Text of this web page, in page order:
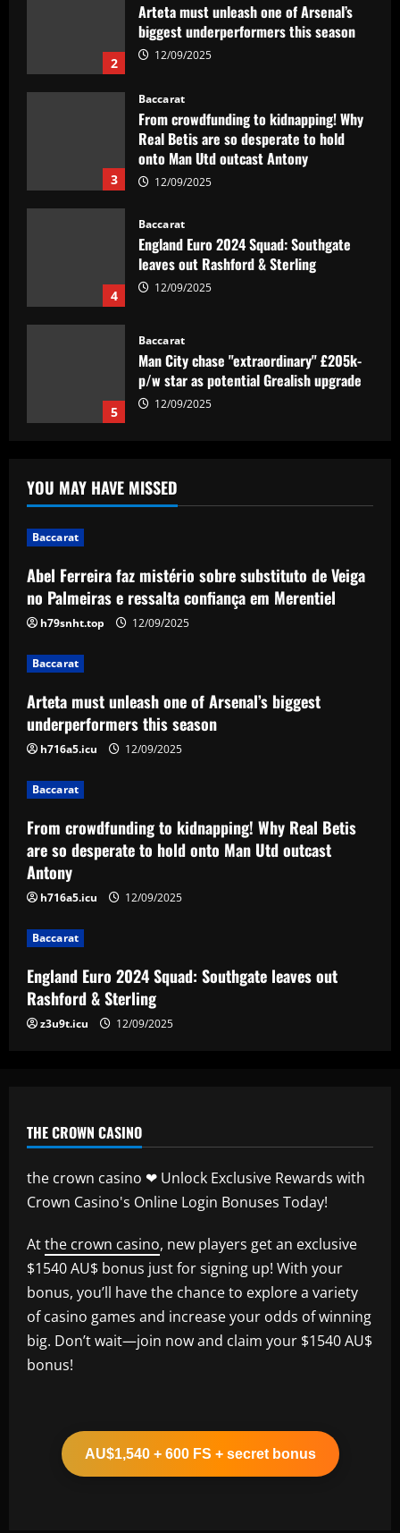
2
Arteta must unleash one of Arsenal’s
biggest underperformers this season
12/09/2025
3
Baccarat
From crowdfunding to kidnapping! Why
Real Betis are so desperate to hold
onto Man Utd outcast Antony
12/09/2025
4
Baccarat
England Euro 2024 Squad: Southgate
leaves out Rashford & Sterling
12/09/2025
5
Baccarat
Man City chase "extraordinary" £205k-
p/w star as potential Grealish upgrade
12/09/2025
substituto de Veiga no Palmeiras e
ressalta confiança em Merentiel
Baccarat
Arteta must unleash one of Arsenal’s
biggest underperformers this season
From crowdfunding to kidnapping! Why
Real Betis are so desperate to hold
England Euro 2024 Squad: Southgate
leaves out Rashford & Sterling
5 12/09/2025
YOU MAY HAVE MISSED
Baccarat
Abel Ferreira faz mistério sobre substituto de Veiga
no Palmeiras e ressalta confiança em Merentiel
h79snht.top 12/09/2025
Baccarat
Arteta must unleash one of Arsenal’s biggest
underperformers this season
h716a5.icu 12/09/2025
Baccarat
From crowdfunding to kidnapping! Why Real Betis
are so desperate to hold onto Man Utd outcast
Antony
h716a5.icu 12/09/2025
Baccarat
England Euro 2024 Squad: Southgate leaves out
Rashford & Sterling
z3u9t.icu 12/09/2025
THE CROWN CASINO
the crown casino ❤ Unlock Exclusive Rewards with
Crown Casino's Online Login Bonuses Today!
Atthe crown casino, new players get an exclusive
$1540 AU$ bonus just for signing up! With your
bonus, you’ll have the chance to explore a variety
of casino games and increase your odds of winning
big. Don’t wait—join now and claim your $1540 AU$
bonus!
AU$1,540 + 600 FS + secret bonus